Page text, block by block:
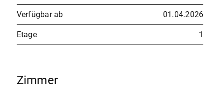
Verfügbar ab 01.04.2026
Etage 1
Zimmer